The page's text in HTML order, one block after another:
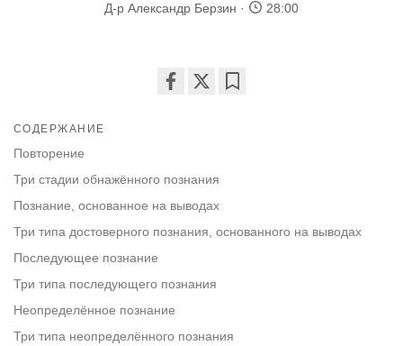
Д-р Александр Берзин 28:00
СОДЕРЖАНИЕ
Повторение
Три стадии обнажённого познания
Познание, основанное на выводах
Три типа достоверного познания, основанного на выводах
Последующее познание
Три типа последующего познания
Неопределённое познание
Три типа неопределённого познания